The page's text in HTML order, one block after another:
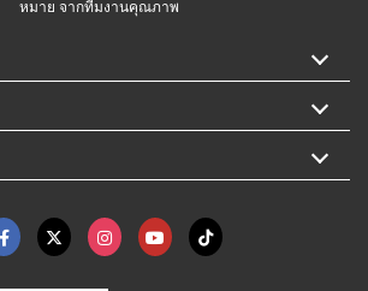
หมาย จากทีมงานคุณภาพ